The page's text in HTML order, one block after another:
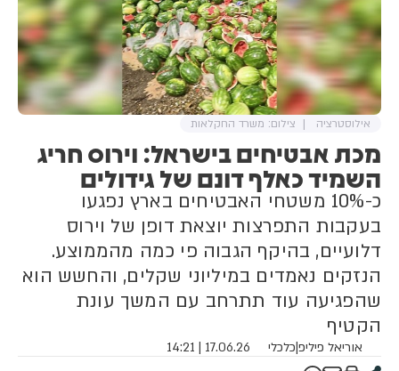
שההעברה נעצרה ונחסמה - היא
צפויה להשבית את המערכות שוב
מכת אבטיחים בישראל: וירוס חריג
השמיד כאלף דונם של גידולים
כ-10% משטחי האבטיחים בארץ נפגעו
בעקבות התפרצות יוצאת דופן של וירוס
דלועיים, בהיקף הגבוה פי כמה מהממוצע.
הנזקים נאמדים במיליוני שקלים, והחשש הוא
שהפגיעה עוד תתרחב עם המשך עונת
הקטיף
אוריאל פיליפ|כלכלי 17.06.26 | 14:21
אילוסטרציה צילום: משרד החקלאות